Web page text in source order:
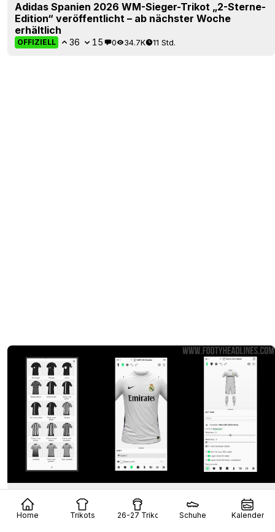
Home Trikots 26-27 Trikots Schuhe Kalender
Adidas Spanien 2026 WM-Sieger-Trikot „2-Sterne-
Edition“ veröffentlicht – ab nächster Woche
erhältlich
OFFIZIELL 36 15 0 34.7K 11 Std.
Völlig neue mobile Benutzeroberfläche für den
Trikot Creator gestartet
7 876 12 Std.